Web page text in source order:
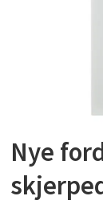
Nye